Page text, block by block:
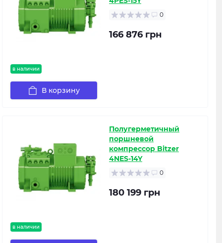
в наличии
0
166 876 грн
В корзину
в наличии
Полугерметичный
поршневой
компрессор Bitzer
4NES-14Y
0
180 199 грн